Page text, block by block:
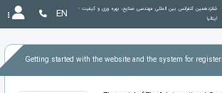
ایتالیا
EN
Getting started with the website and the system for